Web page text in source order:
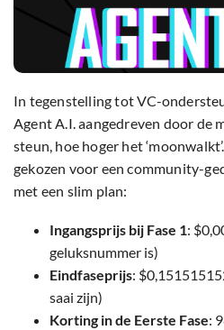
In tegenstelling tot VC-
Agent A.I. aangedreven door de
steun, hoe hoger het
gekozen voor een community-
met een slim plan:
Ingangsprijs bij Fase 1:
geluksnummer is)
Eindfaseprijs:
saai zijn)
Korting in de Eerste Fase: